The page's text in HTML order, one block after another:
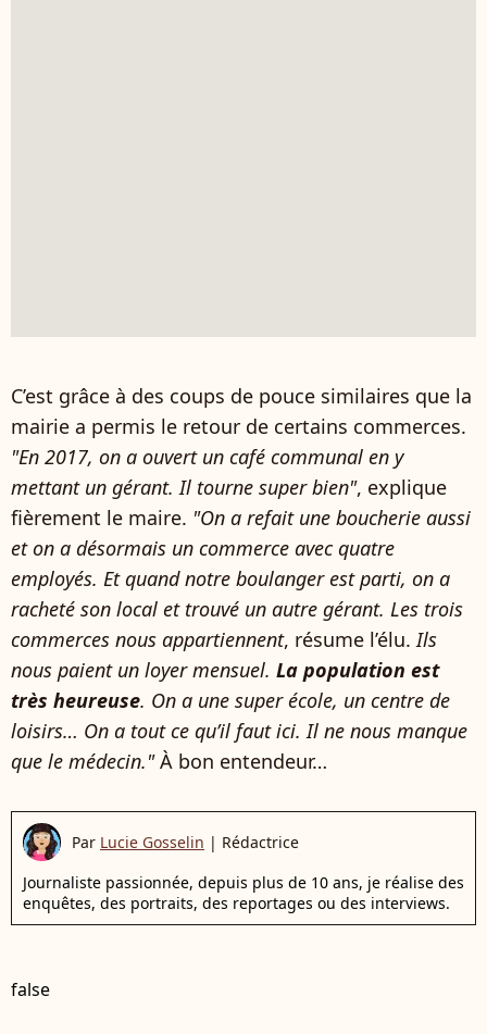
C’est grâce à des coups de pouce similaires que la
mairie a permis le retour de certains commerces.
"En 2017, on a ouvert un café communal en y
mettant un gérant. Il tourne super bien", explique
fièrement le maire. "On a refait une boucherie aussi
et on a désormais un commerce avec quatre
employés. Et quand notre boulanger est parti, on a
racheté son local et trouvé un autre gérant. Les trois
commerces nous appartiennent, résume l’élu.Ils
nous paient un loyer mensuel. La population est
très heureuse. On a une super école, un centre de
loisirs… On a tout ce qu’il faut ici. Il ne nous manque
que le médecin."À bon entendeur…
Par Lucie Gosselin | Rédactrice
Journaliste passionnée, depuis plus de 10 ans, je réalise des
enquêtes, des portraits, des reportages ou des interviews.
false